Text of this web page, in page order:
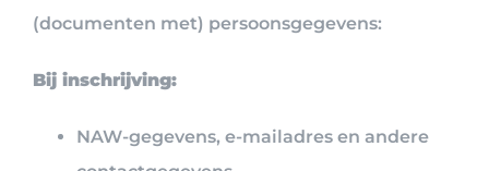
(documenten met) persoonsgegevens:
Bij inschrijving:
NAW-gegevens, e-mailadres en andere